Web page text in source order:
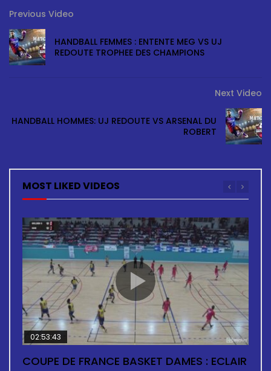
Previous Video
HANDBALL FEMMES : ENTENTE MEG VS UJ
REDOUTE TROPHEE DES CHAMPIONS
Next Video
HANDBALL HOMMES: UJ REDOUTE VS ARSENAL DU
ROBERT
MOST LIKED VIDEOS
02:53:43
COUPE DE FRANCE BASKET DAMES : ECLAIR
02:11:07
BASKETBALL F: ASC AIGLE NOIRE VS ASC
02:35:15
BASKETBALL HOMMES: ECLAIR VS ARSENAL
02:46:27
BASKETBALL H: GOLDEN STAR VS COSMA
02:03:34
BASKETBALL DAMES: ECLAIR VS ARSENAL